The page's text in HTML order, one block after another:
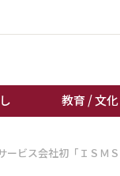
教育 / 文化
経済 / ビジネ
ービス会社初「ＩＳＭ